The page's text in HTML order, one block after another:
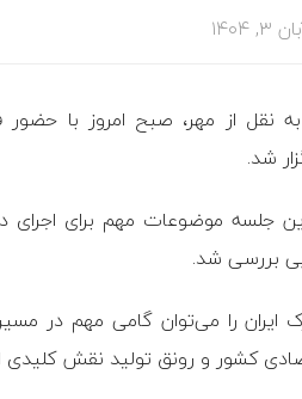
۳, ۱۴۰۴
به نقل از مهر، صبح امروز با
شد.
جلسه موضوعات مهم برای اجرای
بررسی شد.
ایران را می‌توان گامی مهم در
کشور و رونق تولید نقش کلیدی